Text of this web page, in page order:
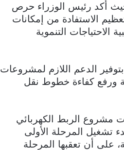
حيث أكد رئيس الوزراء حرص
الاستفادة من إمكانات
التنموية
الدعم اللازم لمشروعات
ورفع كفاءة خطوط نقل
مشروع الربط الكهربائي
تشغيل المرحلة الأولى
المقبلة، على أن تعقبها المرحلة